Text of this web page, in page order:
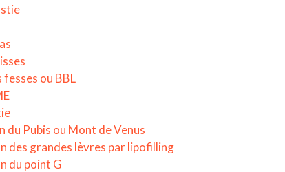
ou BBL
du Pubis ou Mont de Venus
des grandes lèvres par lipofilling
du point G